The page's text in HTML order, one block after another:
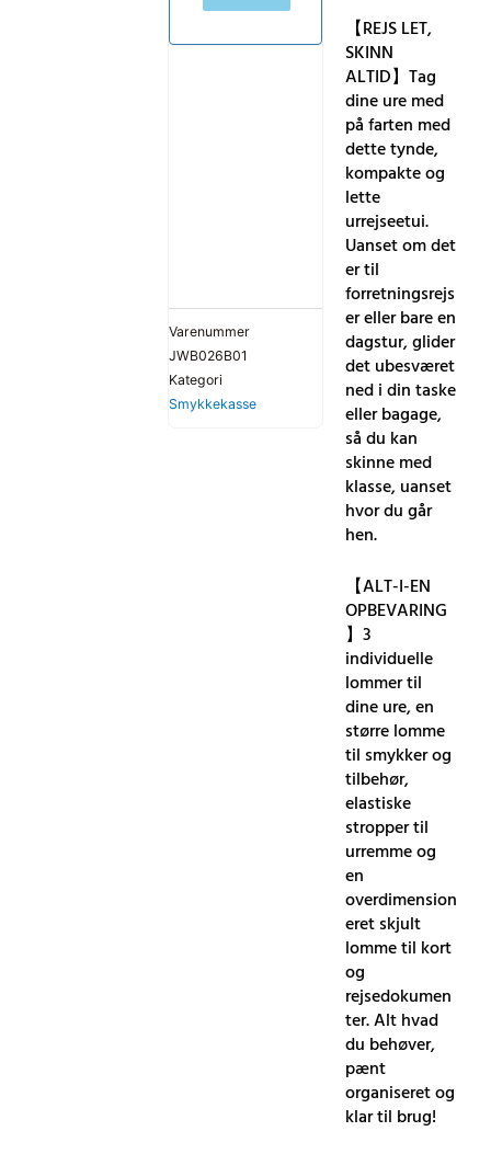
Varenummer
JWB026B01
Kategori
Smykkekasse
【REJS LET,
SKINN
ALTID】Tag
dine ure med
på farten med
dette tynde,
kompakte og
lette
urrejseetui.
Uanset om det
er til
forretningsrejs
er eller bare en
dagstur, glider
det ubesværet
ned i din taske
eller bagage,
så du kan
skinne med
klasse, uanset
hvor du går
hen.
【ALT-I-EN
OPBEVARING
】3
individuelle
lommer til
dine ure, en
større lomme
til smykker og
tilbehør,
elastiske
stropper til
urremme og
en
overdimension
eret skjult
lomme til kort
og
rejsedokumen
ter. Alt hvad
du behøver,
pænt
organiseret og
klar til brug!